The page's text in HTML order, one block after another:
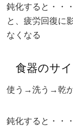
鈍化すると・・
と、疲労回復に
なくなる
食器のサ
使う→洗う→乾
鈍化すると・・